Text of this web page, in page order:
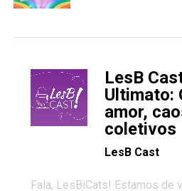
LesB
Ultimato:
amor,
coletivos
-
LesB Cast
Fala, LesBiCats! Estamos de